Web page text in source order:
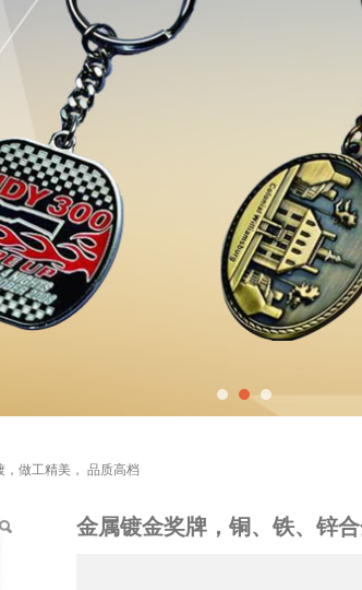
、锌合金金属
做工精美， 品质高档
金属镀金奖牌，铜、铁、锌